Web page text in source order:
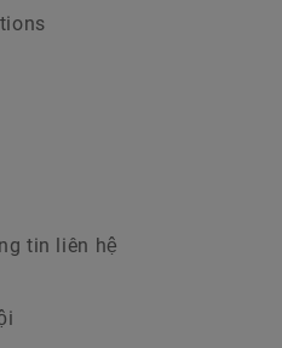
tin liên hệ